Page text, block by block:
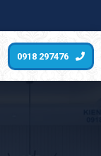
0918 297476